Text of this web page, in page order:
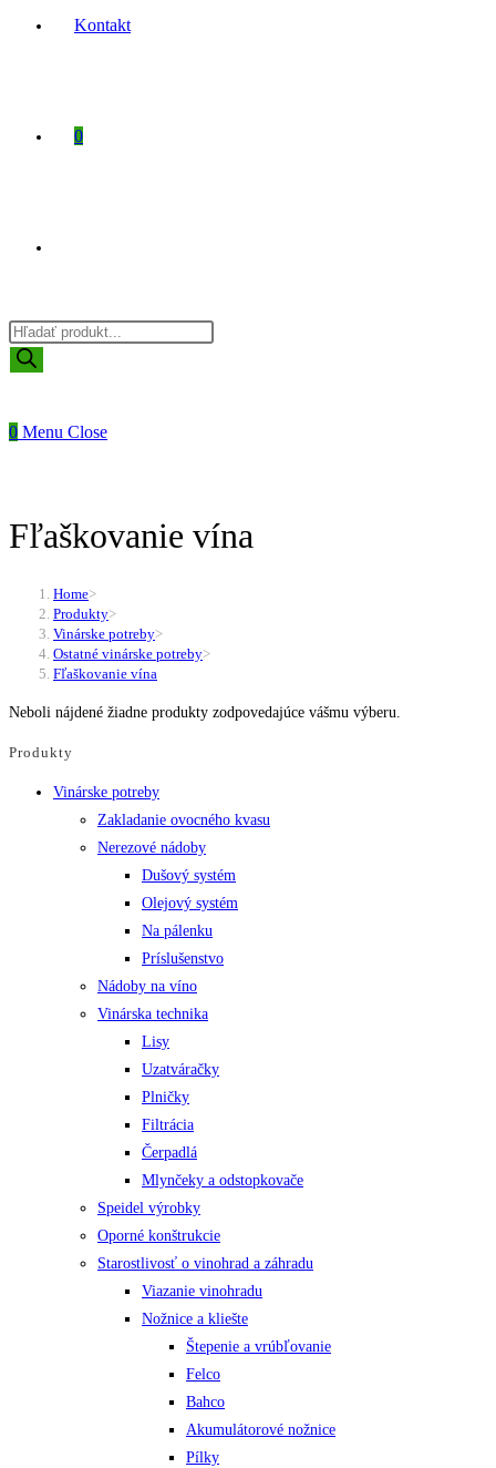
Kontakt
0
Products
search
0 Menu Close
Fľaškovanie vína
Home>
Produkty>
Vinárske potreby>
Ostatné vinárske potreby>
Fľaškovanie vína
Neboli nájdené žiadne produkty zodpovedajúce vášmu výberu.
Produkty
Vinárske potreby
Zakladanie ovocného kvasu
Nerezové nádoby
Dušový systém
Olejový systém
Na pálenku
Príslušenstvo
Nádoby na víno
Vinárska technika
Lisy
Uzatváračky
Plničky
Filtrácia
Čerpadlá
Mlynčeky a odstopkovače
Speidel výrobky
Oporné konštrukcie
Starostlivosť o vinohrad a záhradu
Viazanie vinohradu
Nožnice a kliešte
Štepenie a vrúbľovanie
Felco
Bahco
Akumulátorové nožnice
Pílky